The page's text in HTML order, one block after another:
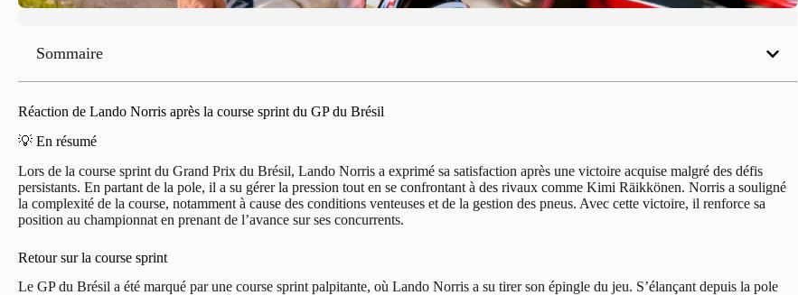
Sommaire
Réaction de Lando Norris après la course sprint du GP du Brésil
💡 En résumé
Lors de la course sprint du Grand Prix du Brésil, Lando Norris a exprimé sa satisfaction après une victoire acquise malgré des défis
persistants. En partant de la pole, il a su gérer la pression tout en se confrontant à des rivaux comme Kimi Räikkönen. Norris a souligné
la complexité de la course, notamment à cause des conditions venteuses et de la gestion des pneus. Avec cette victoire, il renforce sa
position au championnat en prenant de l’avance sur ses concurrents.
Retour sur la course sprint
Le GP du Brésil a été marqué par une course sprint palpitante, où Lando Norris a su tirer son épingle du jeu. S’élançant depuis la pole